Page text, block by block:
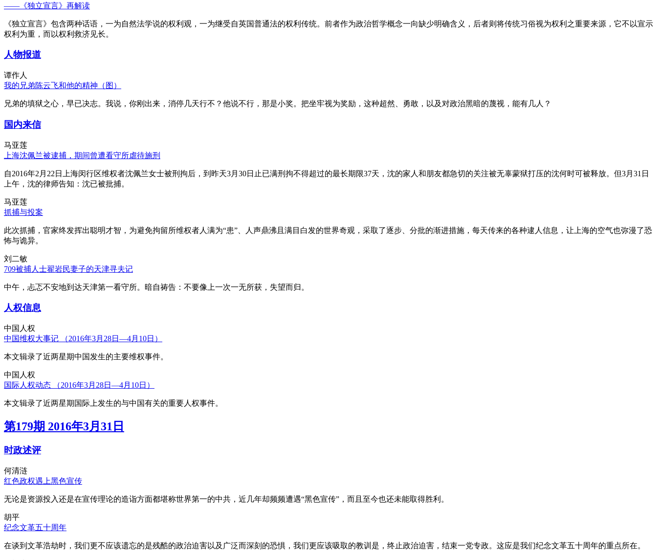
——《独立宣言》再解读
《独立宣言》包含两种话语，一为自然法学说的权利观，一为继受自英国普通法的权利传统。前者作为政治哲学概念一向缺少明确含义，后者则将传统习俗视为权利之重要来源，它不以宣示
权利为重，而以权利救济见长。
人物报道
谭作人
我的兄弟陈云飞和他的精神（图）
兄弟的填狱之心，早已决志。我说，你刚出来，消停几天行不？他说不行，那是小奖。把坐牢视为奖励，这种超然、勇敢，以及对政治黑暗的蔑视，能有几人？
国内来信
马亚莲
上海沈佩兰被逮捕，期间曾遭看守所虐待施刑
自2016年2月22日上海闵行区维权者沈佩兰女士被刑拘后，到昨天3月30日止已满刑拘不得超过的最长期限37天，沈的家人和朋友都急切的关注被无辜蒙狱打压的沈何时可被释放。但3月31日
上午，沈的律师告知：沈已被批捕。
马亚莲
抓捕与投案
此次抓捕，官家终发挥出聪明才智，为避免拘留所维权者人满为“患”、人声鼎沸且满目白发的世界奇观，采取了逐步、分批的渐进措施，每天传来的各种逮人信息，让上海的空气也弥漫了恐
怖与诡异。
刘二敏
709被捕人士翟岩民妻子的天津寻夫记
中午，忐忑不安地到达天津第一看守所。暗自祷告：不要像上一次一无所获，失望而归。
人权信息
中国人权
中国维权大事记 （2016年3月28日—4月10日）
本文辑录了近两星期中国发生的主要维权事件。
中国人权
国际人权动态 （2016年3月28日—4月10日）
本文辑录了近两星期国际上发生的与中国有关的重要人权事件。
第179期 2016年3月31日
时政述评
何清涟
红色政权遇上黑色宣传
无论是资源投入还是在宣传理论的造诣方面都堪称世界第一的中共，近几年却频频遭遇“黑色宣传”，而且至今也还未能取得胜利。
胡平
纪念文革五十周年
在谈到文革浩劫时，我们更不应该遗忘的是残酷的政治迫害以及广泛而深刻的恐惧，我们更应该吸取的教训是，终止政治迫害，结束一党专政。这应是我们纪念文革五十周年的重点所在。